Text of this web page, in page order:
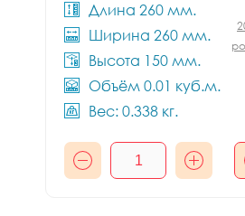
Длина 260 мм.
Ширина 260 мм.
Высота 150 мм.
Объём 0.01 куб.м.
Вес: 0.338 кг.